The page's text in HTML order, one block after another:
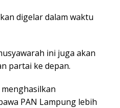
digelar dalam waktu
ini juga akan
partai ke depan.
PAN Lampung lebih